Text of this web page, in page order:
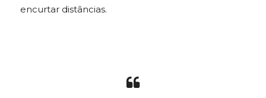
encurtar distâncias.